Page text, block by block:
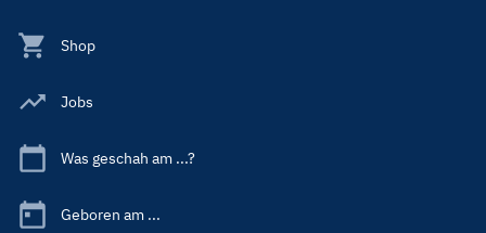
Shop
Jobs
Was geschah am ...?
Geboren am ...